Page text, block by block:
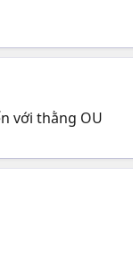
với thằng OU